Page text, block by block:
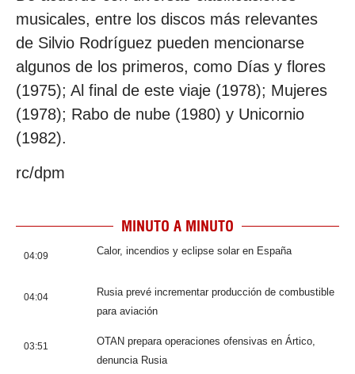
musicales, entre los discos más relevantes
de Silvio Rodríguez pueden mencionarse
algunos de los primeros, como Días y flores
(1975); Al final de este viaje (1978); Mujeres
(1978); Rabo de nube (1980) y Unicornio
(1982).
rc/dpm
MINUTO A MINUTO
04:09 Calor, incendios y eclipse solar en España
04:04
Rusia prevé incrementar producción de combustible
para aviación
03:51
OTAN prepara operaciones ofensivas en Ártico,
denuncia Rusia